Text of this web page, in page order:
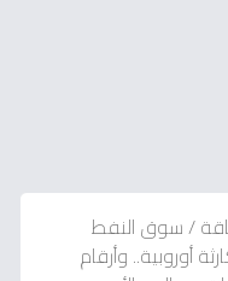
/سوق النفط
أوروبية.. وأرقام